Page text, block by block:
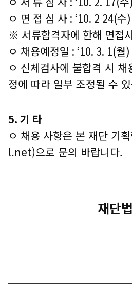
ㅇ 면 접 심 사 : ‘10. 2 24(수)
※ 서류합격자에 한해 면접
ㅇ 채용예정일 : ‘10. 3. 1(월)
ㅇ 신체검사에 불합격 시
정에 따라 일부 조정될 수
5. 기 타
ㅇ 채용 사항은 본 재단 기
l.net)으로 문의 바랍니다.
재단